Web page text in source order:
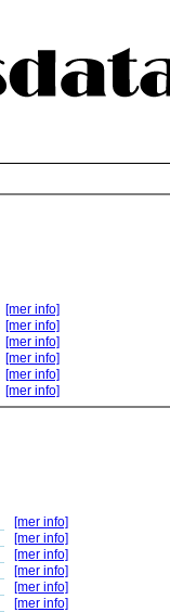
[mer info]
[mer info]
[mer info]
[mer info]
[mer info]
[mer info]
[mer info]
[mer info]
[mer info]
[mer info]
[mer info]
[mer info]